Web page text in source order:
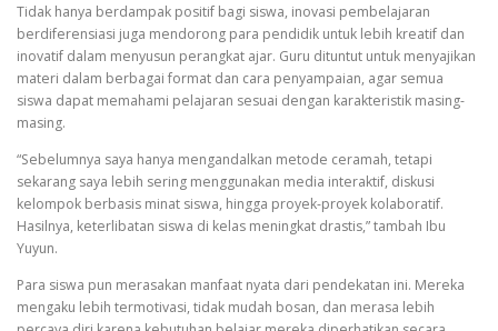
Tidak hanya berdampak positif bagi siswa, inovasi pembelajaran
berdiferensiasi juga mendorong para pendidik untuk lebih kreatif dan
inovatif dalam menyusun perangkat ajar. Guru dituntut untuk menyajikan
materi dalam berbagai format dan cara penyampaian, agar semua
siswa dapat memahami pelajaran sesuai dengan karakteristik masing-
masing.
“Sebelumnya saya hanya mengandalkan metode ceramah, tetapi
sekarang saya lebih sering menggunakan media interaktif, diskusi
kelompok berbasis minat siswa, hingga proyek-proyek kolaboratif.
Hasilnya, keterlibatan siswa di kelas meningkat drastis,” tambah Ibu
Yuyun.
Para siswa pun merasakan manfaat nyata dari pendekatan ini. Mereka
mengaku lebih termotivasi, tidak mudah bosan, dan merasa lebih